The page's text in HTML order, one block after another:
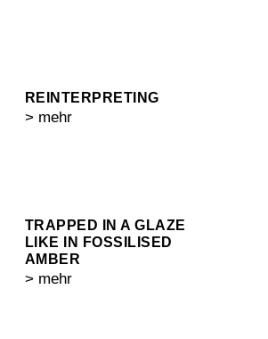
REINTERPRETING
> mehr
TRAPPED IN A GLAZE
LIKE IN FOSSILISED
AMBER
> mehr